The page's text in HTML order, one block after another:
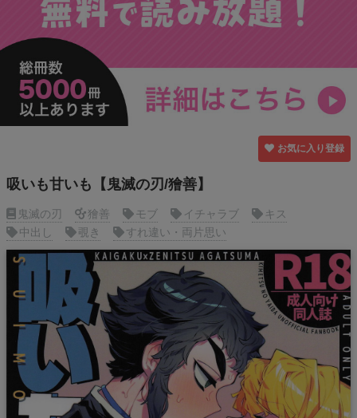
お気に入り登録
吸いも甘いも【鬼滅の刃/獪善】
鬼滅の刃 獪善 モブ イチャラブ
キス
中出し
覗き すれ違い・両片思い